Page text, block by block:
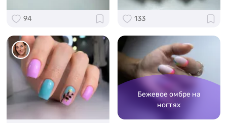
94 133
Бежевое омбре на
ногтях